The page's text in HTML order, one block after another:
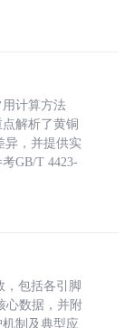
计算方法
解析了黄铜
异，并提供实
GB/T 4423-
，包括各引脚
心数据，并附
制及典型应